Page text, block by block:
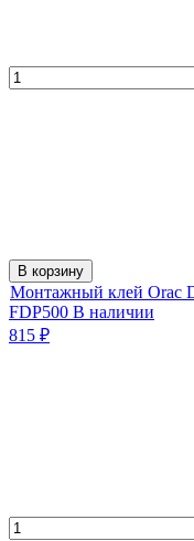
В корзину
Монтажный клей Orac
FDP500 В наличии
815 ₽